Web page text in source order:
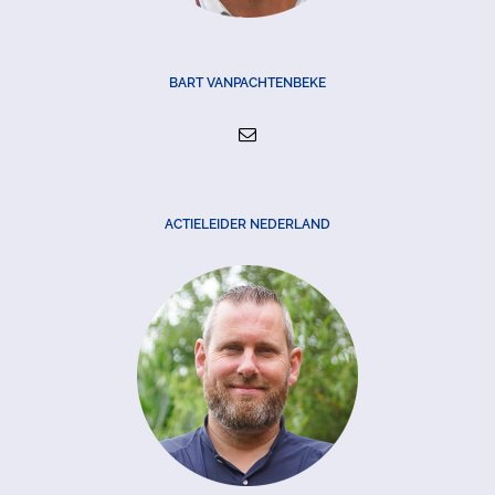
BART VANPACHTENBEKE
ACTIELEIDER NEDERLAND